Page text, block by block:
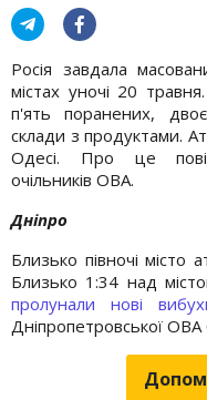
Росія завдала
містах уночі 20
п'ять поранених,
склади з продуктами.
Одесі. Про це
очільників ОВА.
Дніпро
Близько півночі місто
Близько 1:34 над
пролунали нові
Дніпропетровської